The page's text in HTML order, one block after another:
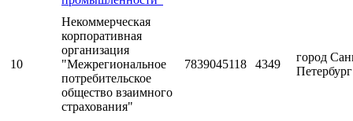
10
Некоммерческая
корпоративная
организация
"Межрегиональное
потребительское
общество взаимного
страхования"
7839045118 4349
город
Петербург